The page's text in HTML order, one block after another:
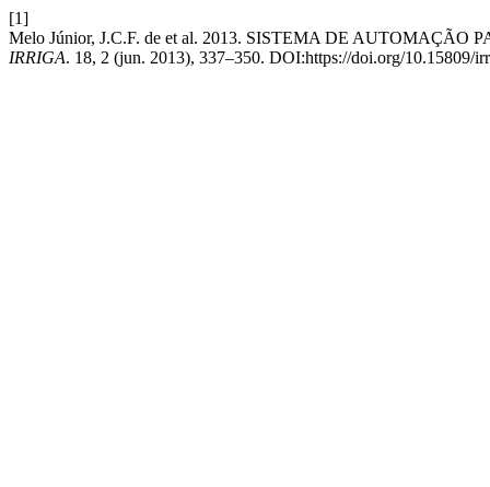
[1]
Melo Júnior, J.C.F. de et al. 2013. SISTEMA DE
IRRIGA. 18, 2 (jun. 2013), 337–350. DOI:https://doi.org/10.15809/